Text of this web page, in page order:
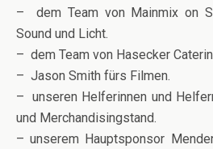
– dem Team von Mainmix on
Sound und Licht.
– dem Team von Hasecker
– Jason Smith fürs Filmen.
– unseren Helferinnen und
und Merchandisingstand.
– unserem Hauptsponsor